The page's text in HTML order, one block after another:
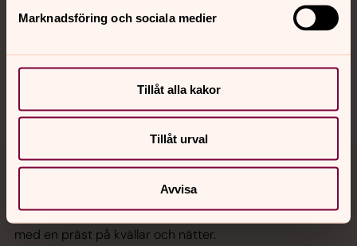
Marknadsföring och sociala medier
Tillåt alla kakor
Tillåt urval
Avvisa
Sociala kanaler
Akut samtals- och krisstöd. Prata eller chatta anonymt
med en präst på kvällar och nätter.